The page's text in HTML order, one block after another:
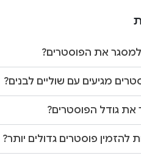
למסגר את הפוסטרים?
מגיעים עם שוליים לבנים?
את גודל הפוסטרים?
להזמין פוסטרים גדולים יותר?